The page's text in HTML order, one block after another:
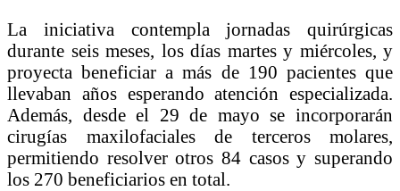
La iniciativa contempla jornadas quirúrgicas
durante seis meses, los días martes y miércoles, y
proyecta beneficiar a más de 190 pacientes que
llevaban años esperando atención especializada.
Además, desde el 29 de mayo se incorporarán
cirugías maxilofaciales de terceros molares,
permitiendo resolver otros 84 casos y superando
los 270 beneficiarios en total.